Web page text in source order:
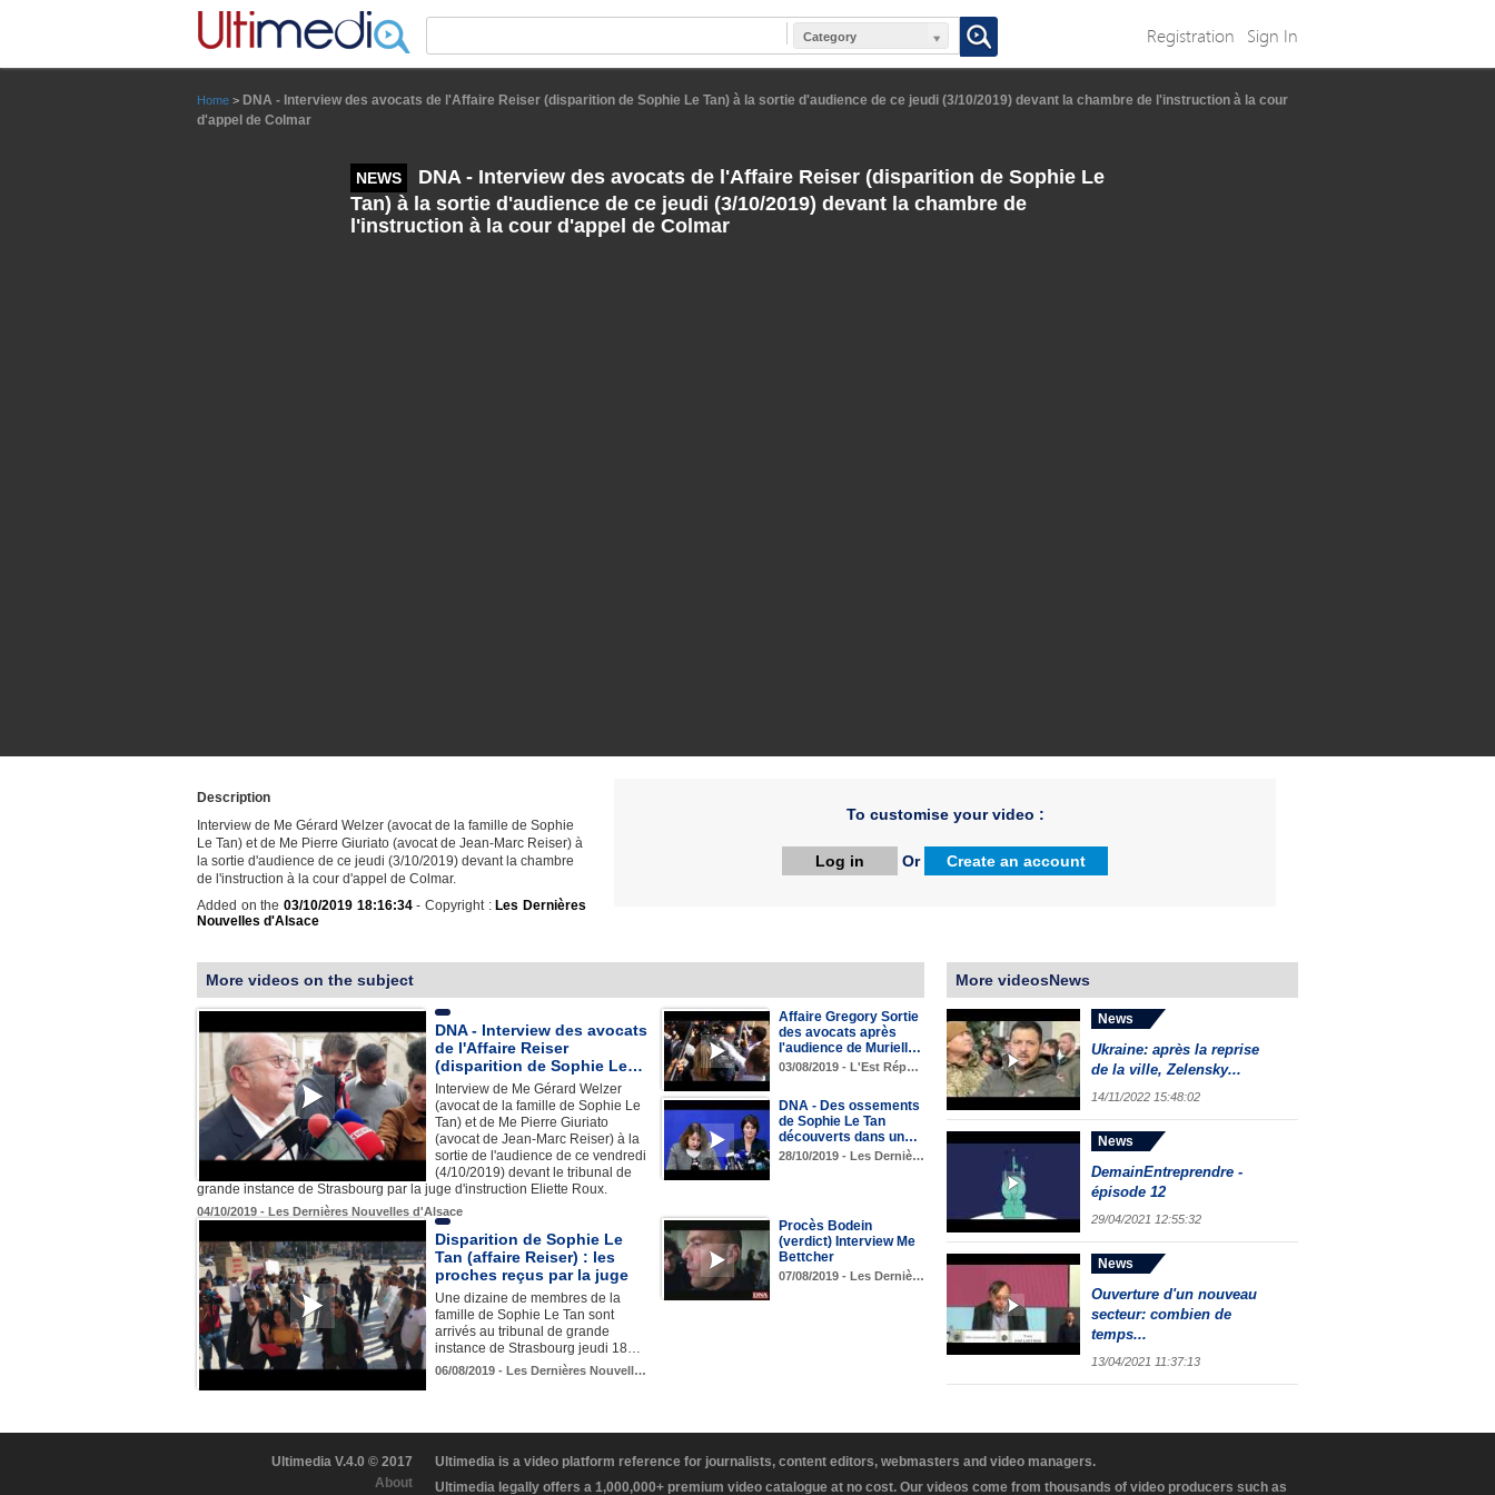
Category Registration Sign In
Home > DNA - Interview des avocats de l'Affaire Reiser (disparition de Sophie Le Tan) à la sortie d'audience de ce jeudi (3/10/2019) devant la chambre de l'instruction à la cour
d'appel de Colmar
NEWS
DNA - Interview des avocats de l'Affaire Reiser (disparition de Sophie Le
Tan) à la sortie d'audience de ce jeudi (3/10/2019) devant la chambre de
l'instruction à la cour d'appel de Colmar
Description
Interview de Me Gérard Welzer (avocat de la famille de Sophie
Le Tan) et de Me Pierre Giuriato (avocat de Jean-Marc Reiser) à
la sortie d'audience de ce jeudi (3/10/2019) devant la chambre
de l'instruction à la cour d'appel de Colmar.
Added on the 03/10/2019 18:16:34- Copyright : Les Dernières
Nouvelles d'Alsace
To customise your video :
Log in Or Create an account
More videos on the subject
DNA - Interview des avocats
de l'Affaire Reiser
(disparition de Sophie Le…
Interview de Me Gérard Welzer
(avocat de la famille de Sophie Le
Tan) et de Me Pierre Giuriato
(avocat de Jean-Marc Reiser) à la
sortie de l'audience de ce vendredi
(4/10/2019) devant le tribunal de
grande instance de Strasbourg par la juge d'instruction Eliette Roux.
04/10/2019 - Les Dernières Nouvelles d'Alsace
Affaire Gregory Sortie
des avocats après
l'audience de Muriell…
03/08/2019 - L'Est Rép…
DNA - Des ossements
de Sophie Le Tan
découverts dans un…
28/10/2019 - Les Derniè…
Disparition de Sophie Le
Tan (affaire Reiser) : les
proches reçus par la juge
Une dizaine de membres de la
famille de Sophie Le Tan sont
arrivés au tribunal de grande
instance de Strasbourg jeudi 18…
06/08/2019 - Les Dernières Nouvell…
Procès Bodein
(verdict) Interview Me
Bettcher
07/08/2019 - Les Derniè…
More videosNews
News
Ukraine: après la reprise
de la ville, Zelensky...
14/11/2022 15:48:02
News
DemainEntreprendre -
épisode 12
29/04/2021 12:55:32
News
Ouverture d'un nouveau
secteur: combien de
temps...
13/04/2021 11:37:13
Ultimedia V.4.0 © 2017
About
Ultimedia is a video platform reference for journalists, content editors, webmasters and video managers.
Ultimedia legally offers a 1,000,000+ premium video catalogue at no cost. Our videos come from thousands of video producers such as